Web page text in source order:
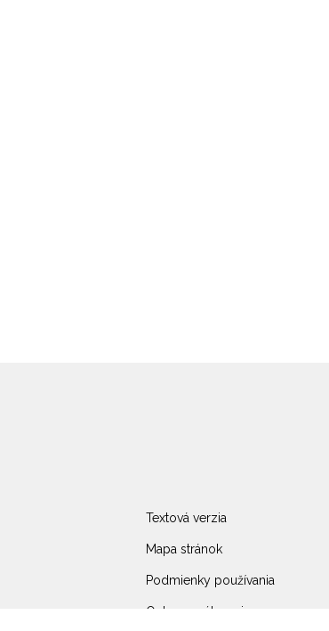
Textová verzia
Mapa stránok
Podmienky používania
Ochrana súkromia